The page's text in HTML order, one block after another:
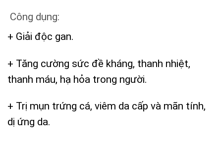
Công dụng:
+ Giải độc gan.
+ Tăng cường sức đề kháng, thanh nhiệt,
thanh máu, hạ hỏa trong người.
+ Trị mụn trứng cá, viêm da cấp và mãn tính,
dị ứng da.